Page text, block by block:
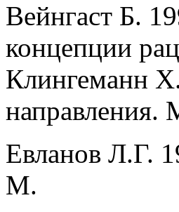
Вейнгаст Б.
концепции
Клингеманн
направления.
Евланов Л.Г.
М.